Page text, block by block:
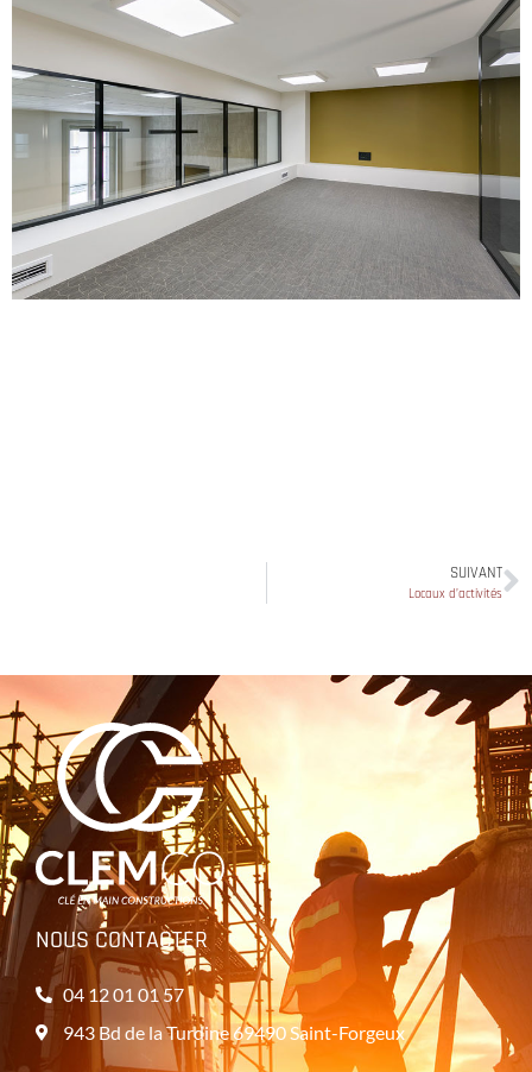
SUIVANT
Locaux d’activités
NOUS CONTACTER
04 12 01 01 57
943 Bd de la Turdine 69490 Saint-Forgeux